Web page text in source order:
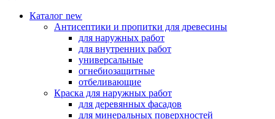
Каталог new
Антисептики и пропитки для древесины
для наружных работ
для внутренних работ
универсальные
огнебиозащитные
отбеливающие
Краска для наружных работ
для деревянных фасадов
для минеральных поверхностей